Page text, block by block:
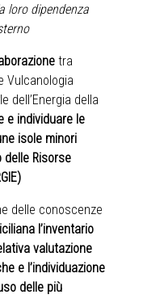
loro dipendenza
tra
Vulcanologia
dell’Energia della
e individuare le
isole minori
delle Risorse
delle conoscenze
l’inventario
valutazione
e l’individuazione
delle più